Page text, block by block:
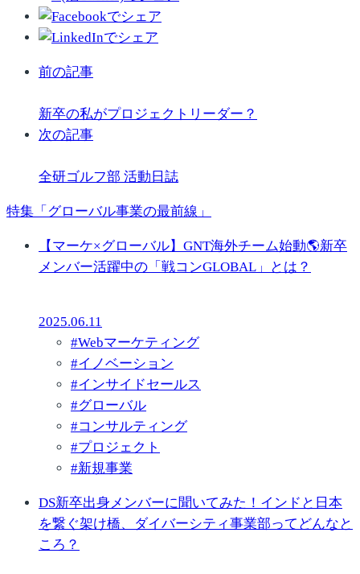
前の記事
新卒の私がプロジェクトリーダー？
次の記事
全研ゴルフ部 活動日誌
特集「グローバル事業の最前線」
【マーケ×グローバル】GNT海外チーム始動🌎新卒
メンバー活躍中の「戦コンGLOBAL」とは？
2025.06.11
#Webマーケティング
#イノベーション
#インサイドセールス
#グローバル
#コンサルティング
#プロジェクト
#新規事業
DS新卒出身メンバーに聞いてみた！インドと日本
を繋ぐ架け橋、ダイバーシティ事業部ってどんなと
ころ？